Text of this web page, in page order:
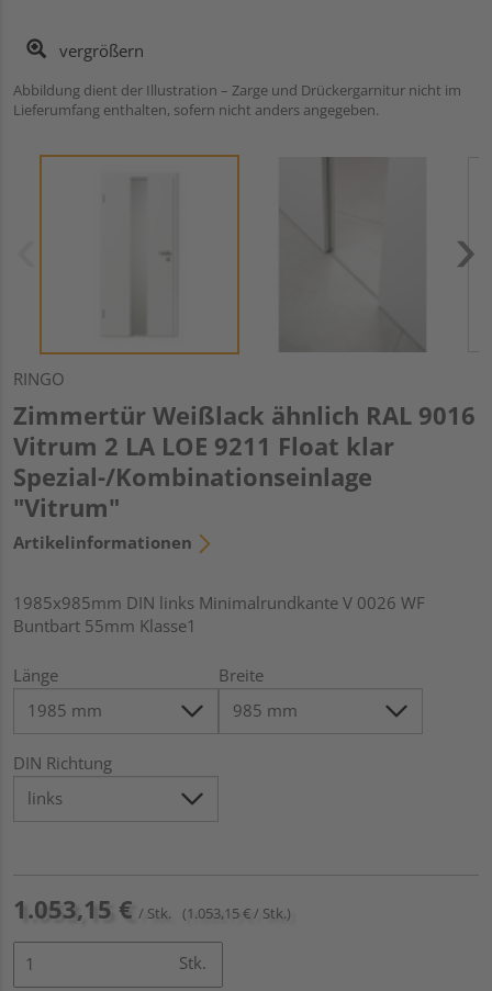
vergrößern
Abbildung dient der Illustration – Zarge und Drückergarnitur nicht im
Lieferumfang enthalten, sofern nicht anders angegeben.
RINGO
Zimmertür Weißlack ähnlich RAL 9016
Vitrum 2 LA LOE 9211 Float klar
Spezial-/Kombinationseinlage
"Vitrum"
Artikelinformationen
1985x985mm DIN links Minimalrundkante V 0026 WF
Buntbart 55mm Klasse1
Länge Breite
DIN Richtung
1.053,15 € / Stk. (1.053,15 € / Stk.)
Stk.